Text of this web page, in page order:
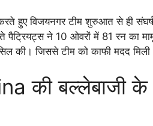
हुए विजयनगर टीम शुरुआत से ही संघर्ष
पैट्रियट्स ने 10 ओवरों में 81 रन का
की। जिससे टीम को काफी मदद
की बल्लेबाजी के